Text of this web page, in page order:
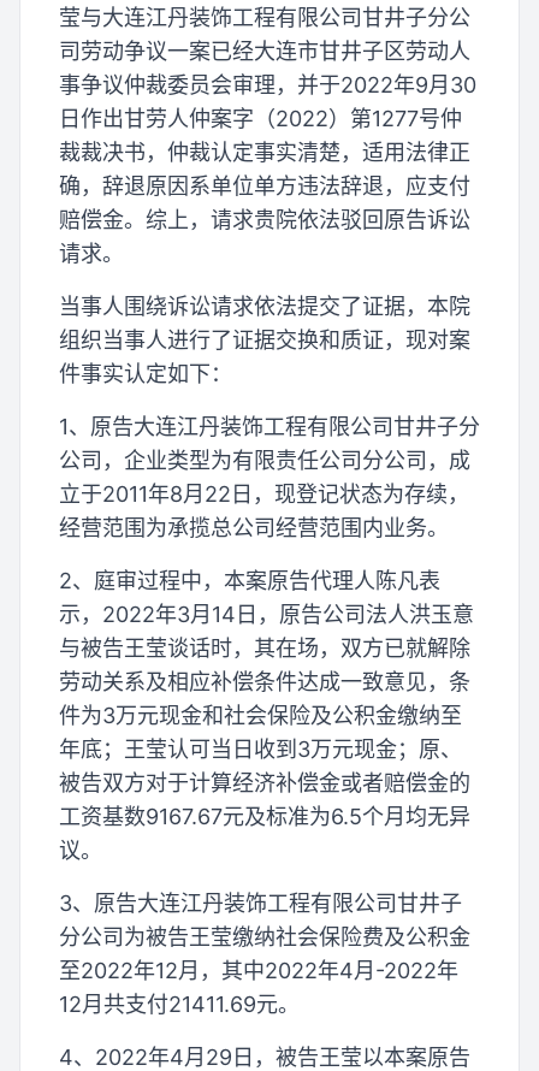
莹与大连江丹装饰工程有限公司甘井子分公
司劳动争议一案已经大连市甘井子区劳动人
事争议仲裁委员会审理，并于2022年9月30
日作出甘劳人仲案字（2022）第1277号仲
裁裁决书，仲裁认定事实清楚，适用法律正
确，辞退原因系单位单方违法辞退，应支付
赔偿金。综上，请求贵院依法驳回原告诉讼
请求。
当事人围绕诉讼请求依法提交了证据，本院
组织当事人进行了证据交换和质证，现对案
件事实认定如下：
1、原告大连江丹装饰工程有限公司甘井子分
公司，企业类型为有限责任公司分公司，成
立于2011年8月22日，现登记状态为存续，
经营范围为承揽总公司经营范围内业务。
2、庭审过程中，本案原告代理人陈凡表
示，2022年3月14日，原告公司法人洪玉意
与被告王莹谈话时，其在场，双方已就解除
劳动关系及相应补偿条件达成一致意见，条
件为3万元现金和社会保险及公积金缴纳至
年底；王莹认可当日收到3万元现金；原、
被告双方对于计算经济补偿金或者赔偿金的
工资基数9167.67元及标准为6.5个月均无异
议。
3、原告大连江丹装饰工程有限公司甘井子
分公司为被告王莹缴纳社会保险费及公积金
至2022年12月，其中2022年4月-2022年
12月共支付21411.69元。
4、2022年4月29日，被告王莹以本案原告